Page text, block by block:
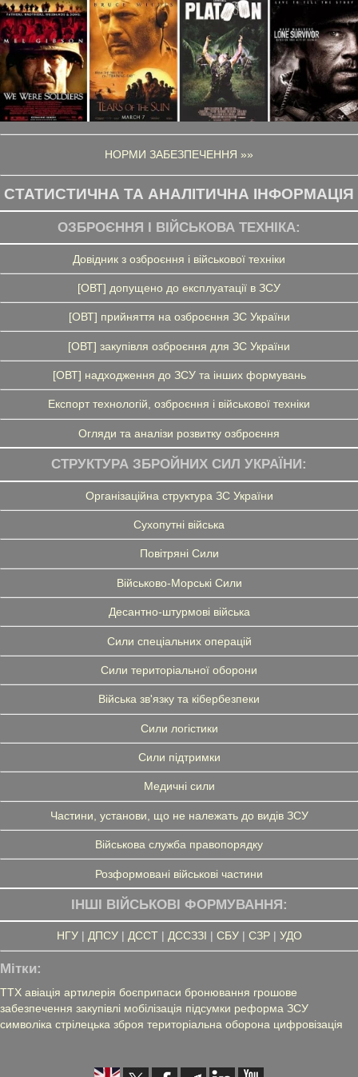
НОРМИ ЗАБЕЗПЕЧЕННЯ »»
СТАТИСТИЧНА ТА АНАЛІТИЧНА ІНФОРМАЦІЯ
ОЗБРОЄННЯ І ВІЙСЬКОВА ТЕХНІКА:
Довідник з озброєння і військової техніки
[ОВТ] допущено до експлуатації в ЗСУ
[ОВТ] прийняття на озброєння ЗС України
[ОВТ] закупівля озброєння для ЗС України
[ОВТ] надходження до ЗСУ та інших формувань
Експорт технологій, озброєння і військової техніки
Огляди та аналізи розвитку озброєння
СТРУКТУРА ЗБРОЙНИХ СИЛ УКРАЇНИ:
Організаційна структура ЗС України
Сухопутні війська
Повітряні Сили
Військово-Морські Сили
Десантно-штурмові війська
Сили спеціальних операцій
Сили територіальної оборони
Війська зв'язку та кібербезпеки
Сили логістики
Сили підтримки
Медичні сили
Частини, установи, що не належать до видів ЗСУ
Військова служба правопорядку
Розформовані військові частини
ІНШІ ВІЙСЬКОВІ ФОРМУВАННЯ:
НГУ| ДПСУ| ДССТ| ДССЗЗІ | СБУ| СЗР| УДО
Мітки:
ТТХ авіація артилерія боєприпаси бронювання грошове
забезпечення закупівлі мобілізація підсумки реформа ЗСУ
символіка стрілецька зброя територіальна оборона цифровізація